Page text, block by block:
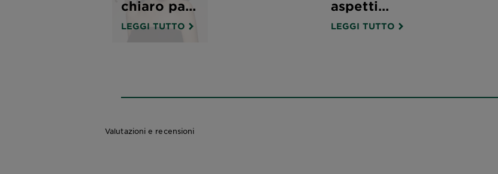
chiaro pa...
LEGGI TUTTO
aspetti…
LEGGI TUTTO
Valutazioni e recensioni